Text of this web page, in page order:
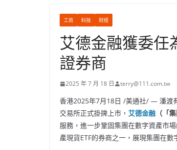
工商 科技 財經
艾德金融獲委任
證券商
2025 年 7 月 18 日 terry@111.com.tw
香港2025年7月18日 /美通社/ — 潘渡
交易所正式掛牌上市， 艾德金融 （「
服務，進一步鞏固集團在數字資產市
產現貨ETF的券商之一，展現集團在